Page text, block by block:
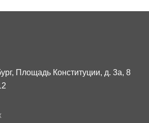
Площадь Конституции, д. 3а, 8